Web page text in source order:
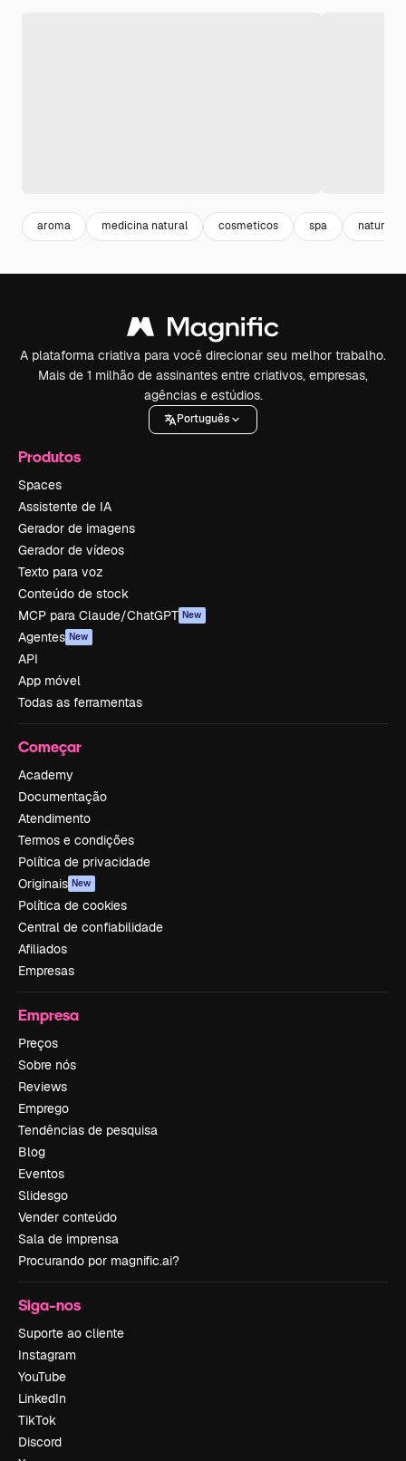
aroma medicina natural cosmeticos spa natural
A plataforma criativa para você direcionar seu melhor trabalho.
Mais de 1 milhão de assinantes entre criativos, empresas,
agências e estúdios.
Português
Produtos
Spaces
Assistente de IA
Gerador de imagens
Gerador de vídeos
Texto para voz
Conteúdo de stock
MCP para Claude/ChatGPT New
Agentes New
API
App móvel
Todas as ferramentas
Começar
Academy
Documentação
Atendimento
Termos e condições
Política de privacidade
Originais New
Política de cookies
Central de confiabilidade
Afiliados
Empresas
Empresa
Preços
Sobre nós
Reviews
Emprego
Tendências de pesquisa
Blog
Eventos
Slidesgo
Vender conteúdo
Sala de imprensa
Procurando por magnific.ai?
Siga-nos
Suporte ao cliente
Instagram
YouTube
LinkedIn
TikTok
Discord